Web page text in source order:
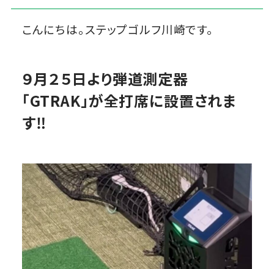
こんにちは。ステップゴルフ川崎です。
９月２５日より弾道測定器
「GTRAK」が全打席に設置されま
す‼